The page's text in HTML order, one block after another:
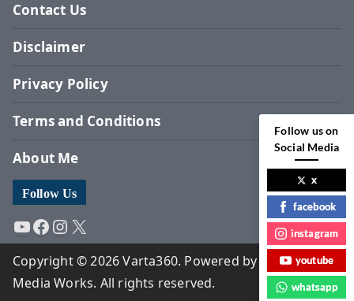
Contact Us
Disclaimer
Privacy Policy
Terms and Conditions
About Me
Follow Us
YouTube
Facebook
Instagram
X
Copyright © 2026 Varta360. Powered by Surbhi
Media Works. All rights reserved.
Follow us on
Social Media
x
facebook
instagram
youtube
whatsapp